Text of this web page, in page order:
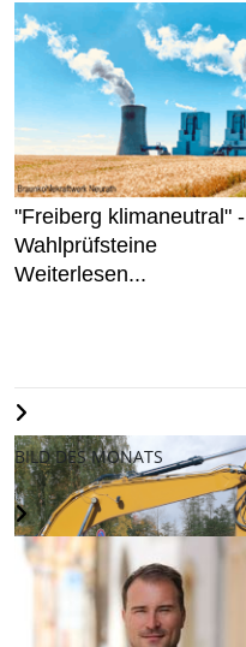
"Freiberg klimaneutral" -
Wahlprüfsteine
Weiterlesen...
BILD DES MONATS